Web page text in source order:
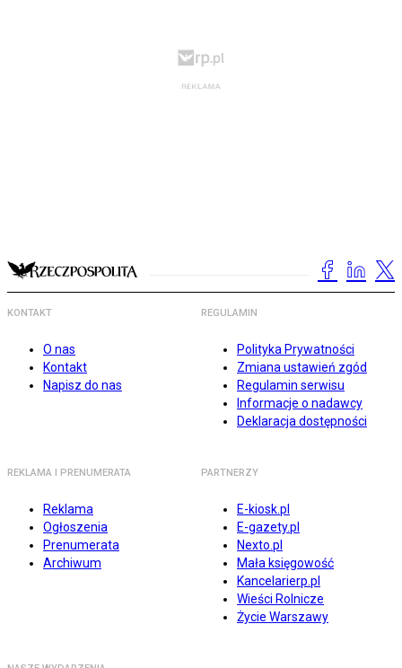
KONTAKT
O nas
Kontakt
Napisz do nas
REGULAMIN
Polityka Prywatności
Zmiana ustawień zgód
Regulamin serwisu
Informacje o nadawcy
Deklaracja dostępności
REKLAMA I PRENUMERATA
Reklama
Ogłoszenia
Prenumerata
Archiwum
PARTNERZY
E-kiosk.pl
E-gazety.pl
Nexto.pl
Mała księgowość
Kancelarierp.pl
Wieści Rolnicze
Życie Warszawy